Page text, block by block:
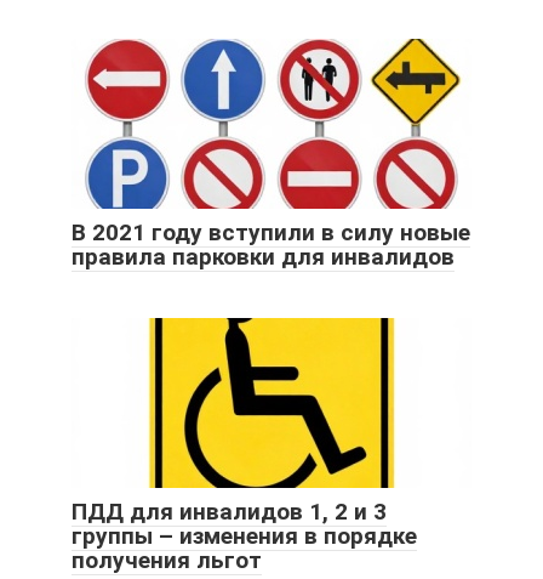
В 2021 году вступили в силу новые
правила парковки для инвалидов
ПДД для инвалидов 1, 2 и 3
группы – изменения в порядке
получения льгот